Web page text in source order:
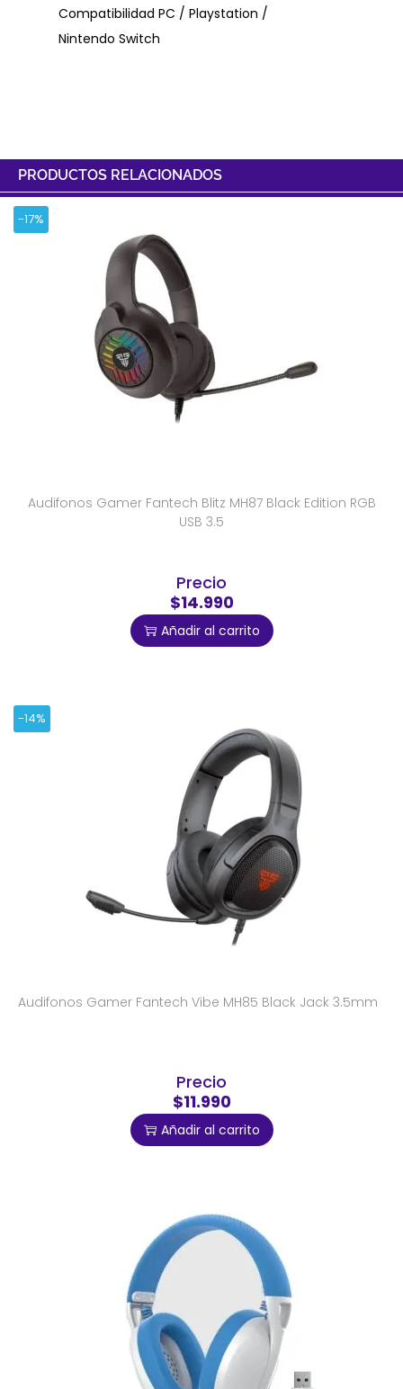
Compatibilidad PC / Playstation /
Nintendo Switch
PRODUCTOS RELACIONADOS
-17%
Audifonos Gamer Fantech Blitz MH87 Black Edition RGB
USB 3.5
Precio
$14.990
Añadir al carrito
-14%
Audifonos Gamer Fantech Vibe MH85 Black Jack 3.5mm
Precio
$11.990
Añadir al carrito